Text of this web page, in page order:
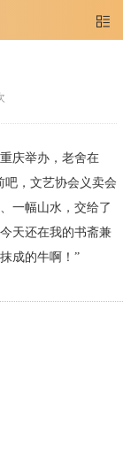

庆举办，老舍在
吧，文艺协会义卖会
一幅山水，交给了
天还在我的书斋兼
成的牛啊！”